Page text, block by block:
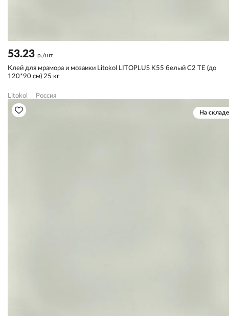
53.23 р./шт
Клей для мрамора и мозаики Litokol LITOPLUS K55 белый С2 TЕ (до
120*90 см) 25 кг
Litokol Россия
На складе